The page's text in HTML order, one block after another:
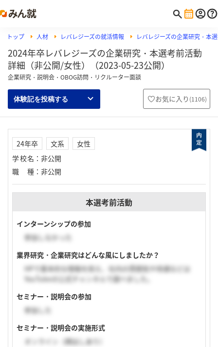
トップ 人材 レバレジーズの就活情報 レバレジーズの企業研究・本
2024年卒レバレジーズの企業研究・本選考前活動
詳細（非公開/女性）（2023-05-23公開）
企業研究・説明会・OBOG訪問・リクルーター面談
体験記を投稿する お気に入り (1106)
24年卒 文系
女性
学校名 ： 非公開
職種 ： 非公開
本選考前活動
インターンシップの参加
参加しなかった
業界研究・企業研究はどんな風にしましたか？
HPで基本的な情報を抑え、社内の雰囲気や待遇などは
YouTubeの公式チャンネルで調べました。
セミナー・説明会の参加
参加した
セミナー・説明会の実施形式
オンライン（顔出しあり）